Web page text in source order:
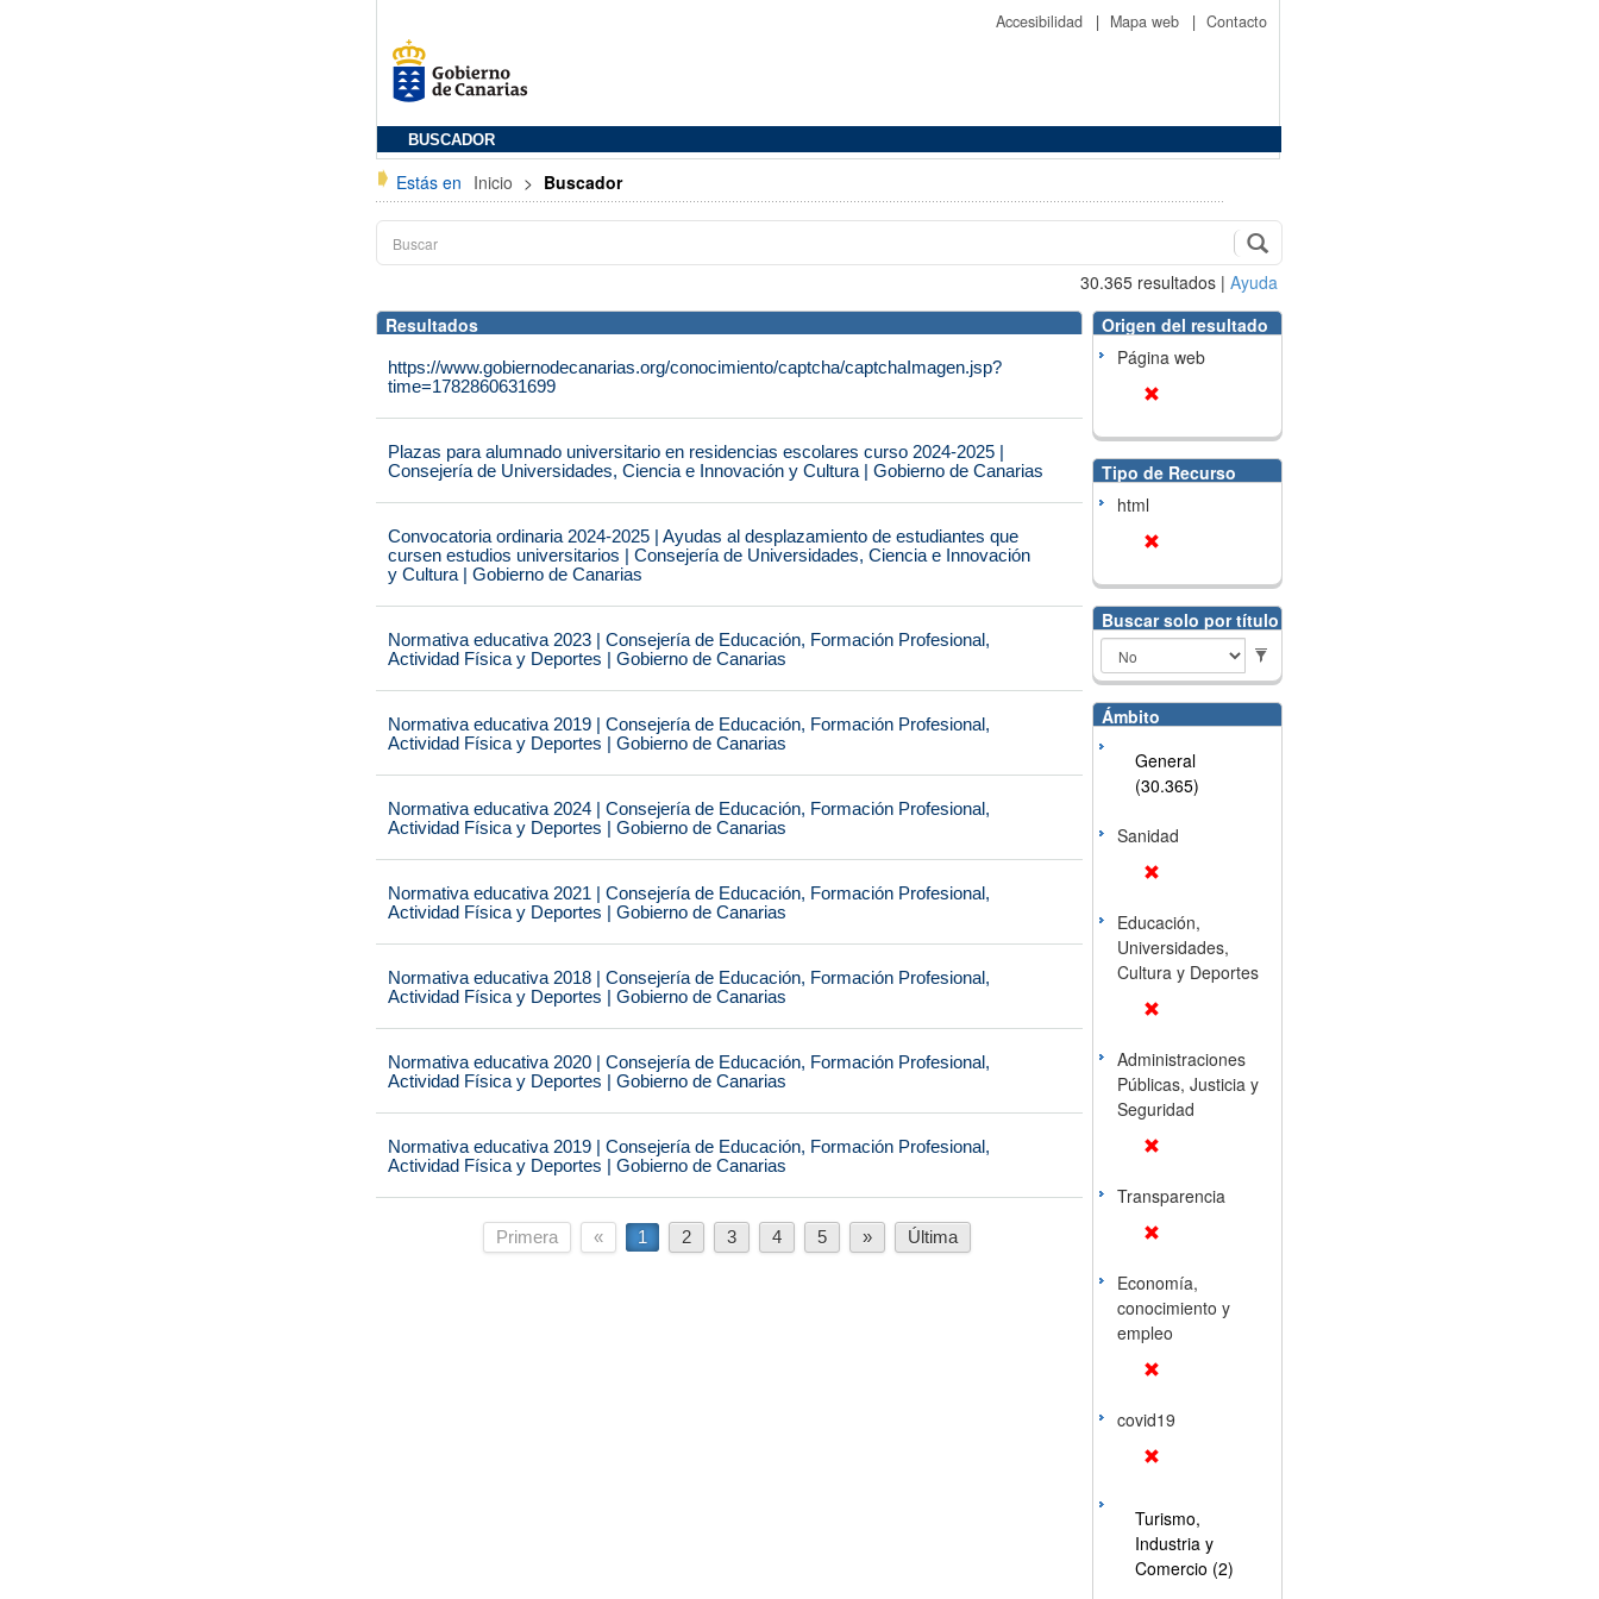
Accesibilidad | Mapa web | Contacto
BUSCADOR
Estás en Inicio > Buscador
30.365 resultados | Ayuda
Resultados
https://www.gobiernodecanarias.org/conocimiento/captcha/captchaImagen.jsp?
time=1782860631699
Plazas para alumnado universitario en residencias escolares curso 2024-2025 |
Consejería de Universidades, Ciencia e Innovación y Cultura | Gobierno de Canarias
Convocatoria ordinaria 2024-2025 | Ayudas al desplazamiento de estudiantes que
cursen estudios universitarios | Consejería de Universidades, Ciencia e Innovación
y Cultura | Gobierno de Canarias
Normativa educativa 2023 | Consejería de Educación, Formación Profesional,
Actividad Física y Deportes | Gobierno de Canarias
Normativa educativa 2019 | Consejería de Educación, Formación Profesional,
Actividad Física y Deportes | Gobierno de Canarias
Normativa educativa 2024 | Consejería de Educación, Formación Profesional,
Actividad Física y Deportes | Gobierno de Canarias
Normativa educativa 2021 | Consejería de Educación, Formación Profesional,
Actividad Física y Deportes | Gobierno de Canarias
Normativa educativa 2018 | Consejería de Educación, Formación Profesional,
Actividad Física y Deportes | Gobierno de Canarias
Normativa educativa 2020 | Consejería de Educación, Formación Profesional,
Actividad Física y Deportes | Gobierno de Canarias
Normativa educativa 2019 | Consejería de Educación, Formación Profesional,
Actividad Física y Deportes | Gobierno de Canarias
Primera « 1 2 3 4 5 » Última
Origen del resultado
Página web
Tipo de Recurso
html
Buscar solo por título
Ámbito
General
(30.365)
Sanidad
Educación,
Universidades,
Cultura y Deportes
Administraciones
Públicas, Justicia y
Seguridad
Transparencia
Economía,
conocimiento y
empleo
covid19
Turismo,
Industria y
Comercio (2)